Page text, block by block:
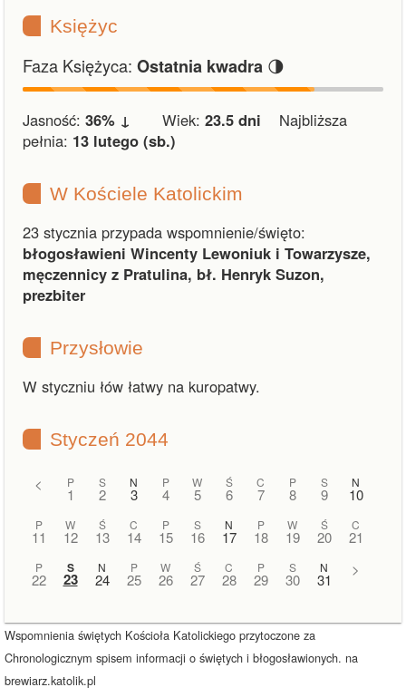
Księżyc
Faza Księżyca: Ostatnia kwadra 🌗
Jasność: 36% ↓ Wiek: 23.5 dni Najbliższa
pełnia: 13 lutego (sb.)
W Kościele Katolickim
23 stycznia przypada wspomnienie/święto:
błogosławieni Wincenty Lewoniuk i Towarzysze,
męczennicy z Pratulina, bł. Henryk Suzon,
prezbiter
Przysłowie
W styczniu łów łatwy na kuropatwy.
Styczeń 2044
< P
1
S
2
N
3
P
4
W
5
Ś
6
C
7
P
8
S
9
N
10
P
11
W
12
Ś
13
C
14
P
15
S
16
N
17
P
18
W
19
Ś
20
C
21
P
22
S
23
N
24
P
25
W
26
Ś
27
C
28
P
29
S
30
N
31
>
Wspomnienia świętych Kościoła Katolickiego przytoczone za
Chronologicznym spisem informacji o świętych i błogosławionych. na
brewiarz.katolik.pl